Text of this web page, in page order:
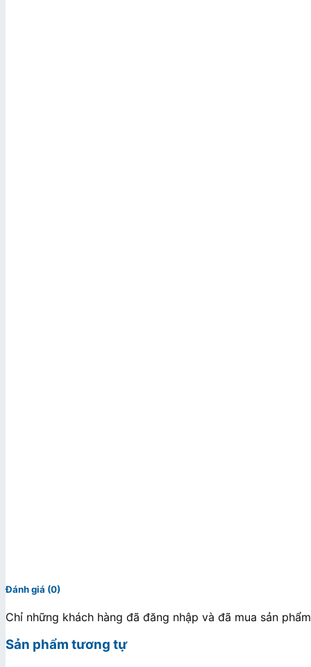
Đánh giá (0)
Chỉ những khách hàng đã đăng nhập và đã mua sản
Sản phẩm tương tự